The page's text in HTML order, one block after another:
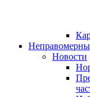
Новости